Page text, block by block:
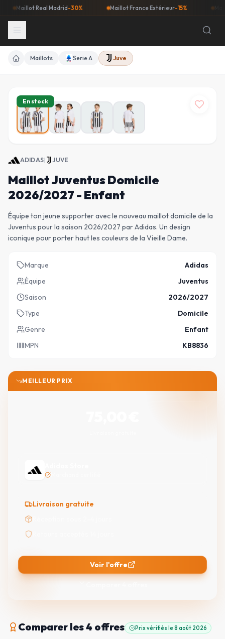
Real Madrid-30% Maillot France Extérieur-15% Maillot
Accueil
Maillots Serie A Juve
En stock
ADIDAS| JUVE
Maillot Juventus Domicile
2026/2027 - Enfant
Équipe ton jeune supporter avec le nouveau maillot domicile de la
Juventus pour la saison 2026/2027 par Adidas. Un design
iconique pour porter haut les couleurs de la Vieille Dame.
Marque
Adidas
Équipe
Juventus
Saison
2026/2027
Type
Domicile
Genre
Enfant
MPN
KB8836
MEILLEUR PRIX
Livraison gratuite
Voir l'offre
Comparerles 4 offres Prix vérifiés le8 août 2026